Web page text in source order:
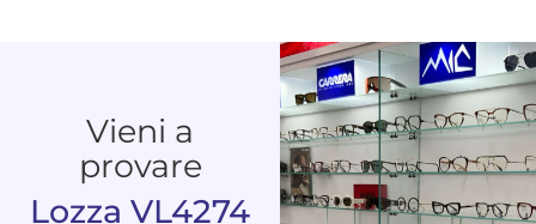
Vieni a
provare
Lozza VL4274